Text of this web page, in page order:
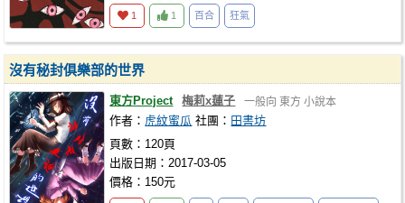
1 1 百合 狂氣
沒有秘封俱樂部的世界
東方Project 梅莉x蓮子 一般向 東方 小說本
作者： 虎紋蜜瓜 社團： 田書坊
頁數：120頁
出版日期：2017-03-05
價格：150元